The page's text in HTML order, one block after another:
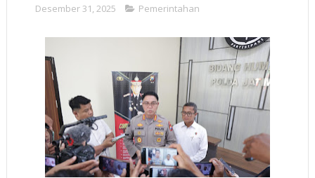
Desember 31, 2025 Pemerintahan